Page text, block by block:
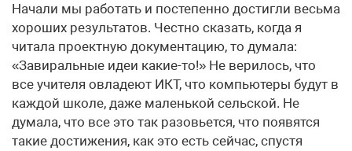
Начали мы работать и постепенно достигли весьма
хороших результатов. Честно сказать, когда я
читала проектную документацию, то думала:
«Завиральные идеи какие-то!» Не верилось, что
все учителя овладеют ИКТ, что компьютеры будут в
каждой школе, даже маленькой сельской. Не
думала, что все это так разовьется, что появятся
такие достижения, как это есть сейчас, спустя